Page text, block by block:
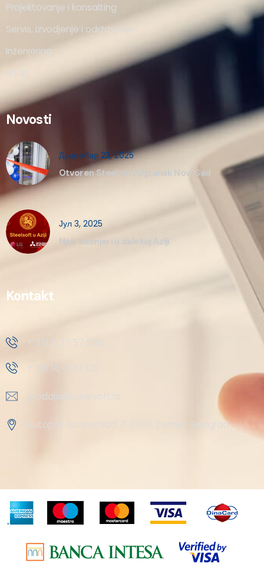
Projektovanje i konsalting
Servis, izvodjenje i održavanje
Inženjering
Shop
Novosti
Децембар 23, 2025
Otvoren Steelsoft Ogranak Novi Sad
Јул 3, 2025
Naši inženjeri u dalekoj Aziji
Kontakt
+ 381 11 37 57 555
+ 381 18 41 51 230
prodaja@steelsoft.rs
Autoput za Novi Sad 71 11080, Zemun-Beograd